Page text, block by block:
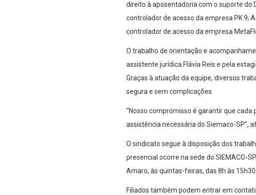
direito à aposentadoria com o suporte do
controlador de acesso da empresa PK 9;
controlador de acesso da empresa
O trabalho de orientação e
assistente jurídica Flávia Reis e pela
Graças à atuação da equipe, diversos
segura e sem complicações.
“Nosso compromisso é garantir que
assistência necessária do Siemaco-SP”,
O sindicato segue à disposição dos
presencial ocorre na sede do SIEMACO-
Amaro, às quintas-feiras, das 8h às 15h30.
Filiados também podem entrar em